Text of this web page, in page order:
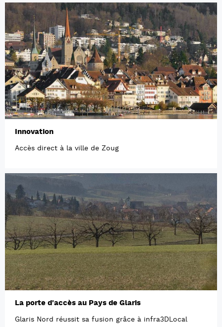
Innovation
Accès direct à la ville de Zoug
La porte d'accès au Pays de Glaris
Glaris Nord réussit sa fusion grâce à infra3DLocal